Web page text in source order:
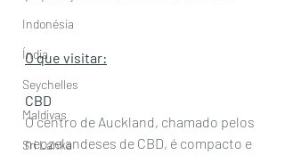
Indonésia
Índia
Seychelles
Maldivas
Sri Lanka
O que visitar:
CBD
O centro de Auckland, chamado pelos
neozelandeses de CBD, é compacto e